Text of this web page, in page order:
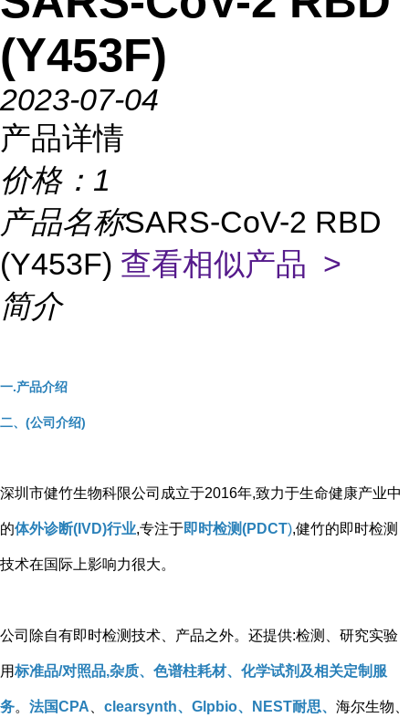
(Y453F)
2023-07-04
产品详情
价格： 1
产品名称SARS-CoV-2 RBD
(Y453F) 查看相似产品 >
简介
一.产品介绍
二、(公司介绍)
深圳市健竹生物科限公司成立于2016年,致力于生命健康产业中
的体外诊断(IVD)行业,专注于即时检测(PDCT),健竹的即时检测
技术在国际上影响力很大。
公司除自有即时检测技术、产品之外。还提供:检测、研究实验
用标准品/对照品,杂质、色谱柱耗材、化学试剂及相关定制服
务。 法国CPA clearsynth、Glpbio、NEST耐思、 海尔生物、